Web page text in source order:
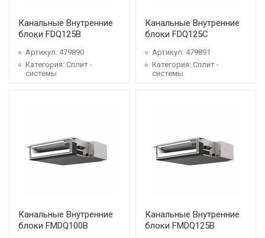
Канальные Внутренние
блоки FDQ125B
Артикул: 479890
Категория: Сплит -
системы
Канальные Внутренние
блоки FDQ125C
Артикул: 479891
Категория: Сплит -
системы
Канальные Внутренние
блоки FMDQ100B
Канальные Внутренние
блоки FMDQ125B